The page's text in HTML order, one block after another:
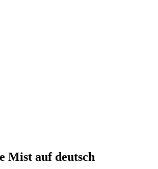
Mist auf deutsch